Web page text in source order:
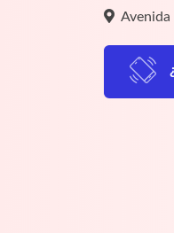
Avenida